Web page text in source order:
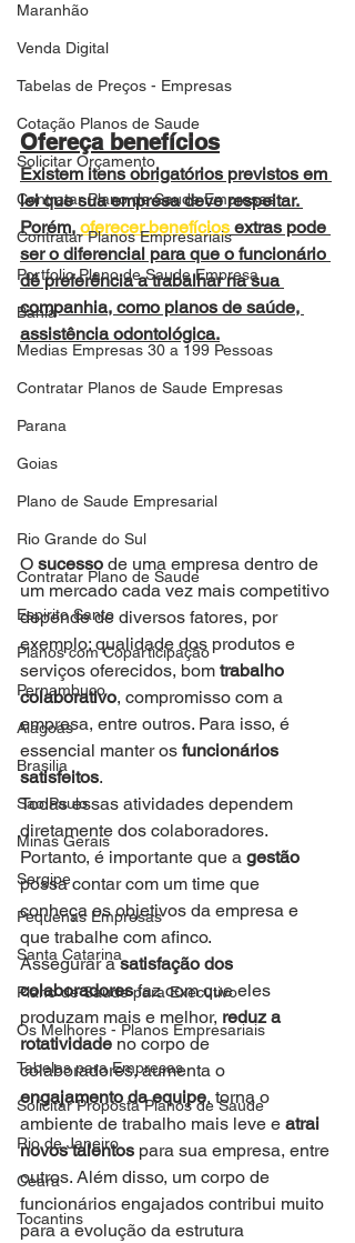
Maranhão
Venda Digital
Tabelas de Preços - Empresas
Cotação Planos de Saude
Solicitar Orçamento
Contratar Plano de Saude Empresas
Contratar Planos Empresariais
Portfolio Plano de Saude Empresa
Bahia
Medias Empresas 30 a 199 Pessoas
Contratar Planos de Saude Empresas
Parana
Goias
Plano de Saude Empresarial
Rio Grande do Sul
Contratar Plano de Saude
Espirito Santo
Planos com Coparticipação
Pernambuco
Alagoas
Brasilia
Sao Paulo
Minas Gerais
Sergipe
Pequenas Empresas
Santa Catarina
Plano de Saude para Executivo
Os Melhores - Planos Empresariais
Tabelas para Empresas
Solicitar Proposta Planos de Saude
Rio de Janeiro
Ceara
Tocantins
Ofereça benefícios
Existem itens obrigatórios previstos em
lei que sua empresa deve respeitar.
Porém, oferecer benefícios extras pode
ser o diferencial para que o funcionário
dê preferência a trabalhar na sua
companhia, como planos de saúde,
assistência odontológica.
O sucesso de uma empresa dentro de
um mercado cada vez mais competitivo
depende de diversos fatores, por
exemplo: qualidade dos produtos e
serviços oferecidos, bom trabalho
colaborativo, compromisso com a
empresa, entre outros. Para isso, é
essencial manter os funcionários
satisfeitos.
Todas essas atividades dependem
diretamente dos colaboradores.
Portanto, é importante que a gestão
possa contar com um time que
conheça os objetivos da empresa e
que trabalhe com afinco.
Assegurar a satisfação dos
colaboradores faz com que eles
produzam mais e melhor, reduz a
rotatividade no corpo de
colaboradores, aumenta o
engajamento da equipe, torna o
ambiente de trabalho mais leve e atrai
novos talentos para sua empresa, entre
outros. Além disso, um corpo de
funcionários engajados contribui muito
para a evolução da estrutura